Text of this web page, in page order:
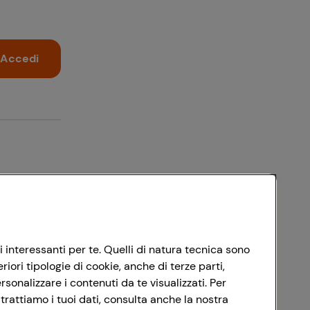
Accedi
per te. Quelli di natura tecnica sono
tipologie di cookie, anche di terze parti,
i contenuti da te visualizzati. Per
i tuoi dati, consulta anche la nostra